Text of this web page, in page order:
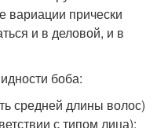
вариации прически
и в деловой, и в
боба:
средней длины волос)
с типом лица);